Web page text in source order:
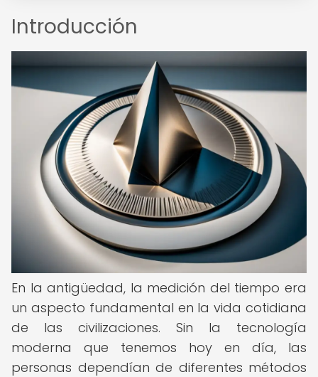
Introducción
En la antigüedad, la medición del tiempo era
un aspecto fundamental en la vida cotidiana
de las civilizaciones. Sin la tecnología
moderna que tenemos hoy en día, las
personas dependían de diferentes métodos